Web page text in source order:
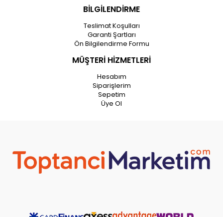
BİLGİLENDİRME
Teslimat Koşulları
Garanti Şartları
Ön Bilgilendirme Formu
MÜŞTERİ HİZMETLERİ
Hesabım
Siparişlerim
Sepetim
Üye Ol